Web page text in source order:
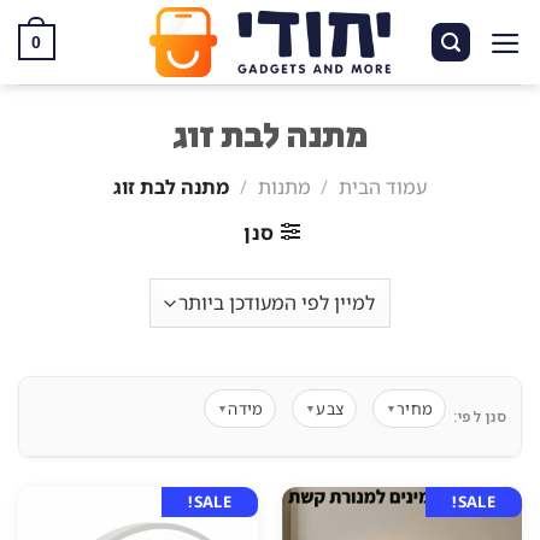
0
מתנה לבת זוג
עמוד הבית / מתנות / מתנה לבת זוג
סנן
סנן לפי: מחיר▼ צבע▼ מידה▼
SALE!
SALE!